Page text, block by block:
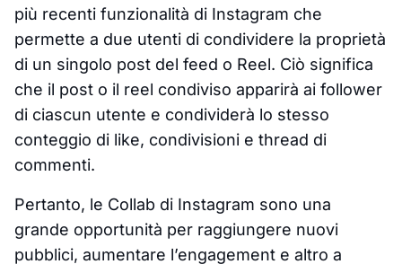
più recenti funzionalità di Instagram che
permette a due utenti di condividere la proprietà
di un singolo post del feed o Reel. Ciò significa
che il post o il reel condiviso apparirà ai follower
di ciascun utente e condividerà lo stesso
conteggio di like, condivisioni e thread di
commenti.
Pertanto, le Collab di Instagram sono una
grande opportunità per raggiungere nuovi
pubblici, aumentare l’engagement e altro a